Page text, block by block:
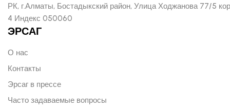
РК, г.Алматы, Бостадыкский район, Улица Ходжанова 77/5
4 Индекс 050060
ЭРСАГ
О нас
Контакты
Эрсаг в прессе
Часто задаваемые вопросы